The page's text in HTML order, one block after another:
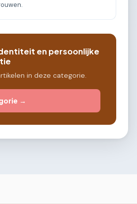
en persoonlijke
in deze categorie.
→